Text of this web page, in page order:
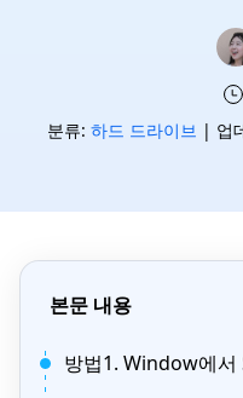
분류: 하드 드라이브 | 업
본문 내용
방법1. Window에서